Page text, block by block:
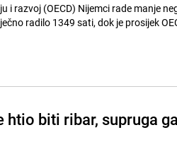
razvoj (OECD) Nijemci rade manje
radilo 1349 sati, dok je prosijek
biti ribar, supruga ga